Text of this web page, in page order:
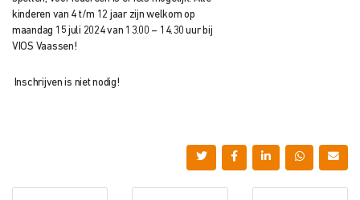
kinderen van 4 t/m 12 jaar zijn welkom op
maandag 15 juli 2024 van 13.00 – 14.30 uur bij
VIOS Vaassen!
Inschrijven is niet nodig!